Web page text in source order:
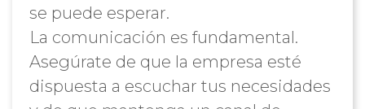
se puede esperar.
La comunicación es fundamental.
Asegúrate de que la empresa esté
dispuesta a escuchar tus necesidades